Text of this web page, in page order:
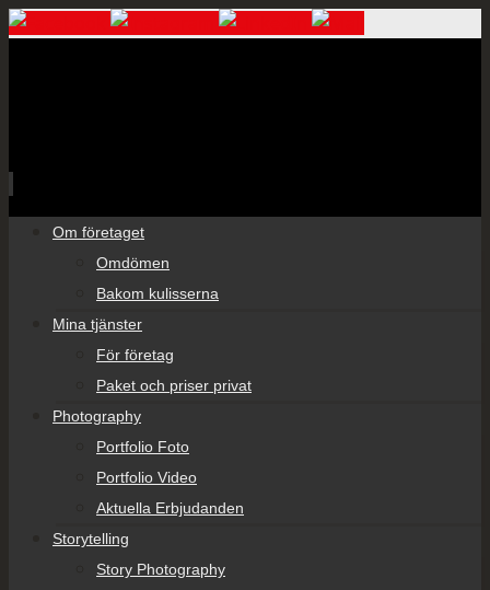
Om företaget
Omdömen
Bakom kulisserna
Mina tjänster
För företag
Paket och priser privat
Photography
Portfolio Foto
Portfolio Video
Aktuella Erbjudanden
Storytelling
Story Photography